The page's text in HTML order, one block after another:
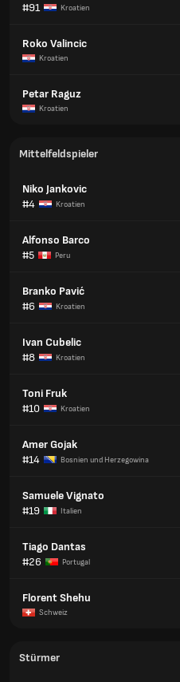
#91
Kroatien
Roko Valincic
Kroatien
Petar Raguz
Kroatien
Mittelfeldspieler
Niko Jankovic
#4
Kroatien
Alfonso Barco
#5
Peru
Branko Pavić
#6
Kroatien
Ivan Cubelic
#8
Kroatien
Toni Fruk
#10
Kroatien
Amer Gojak
#14
Bosnien und Herzegowina
Samuele Vignato
#19
Italien
Tiago Dantas
#26
Portugal
Florent Shehu
Schweiz
Stürmer